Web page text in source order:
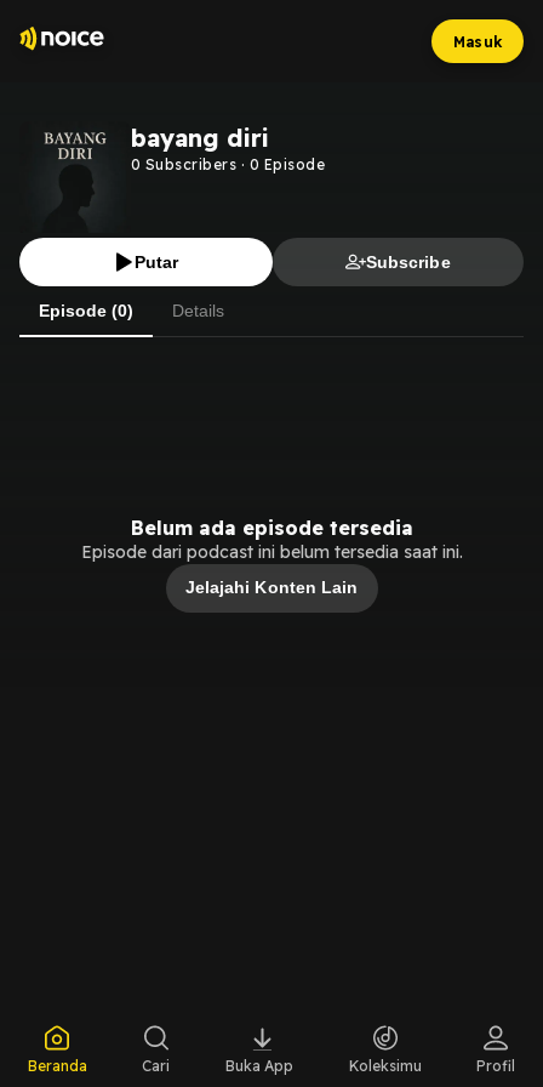
Masuk
bayang diri
0 Subscribers · 0 Episode
Putar Subscribe
Episode (0) Details
Belum ada episode tersedia
Episode dari podcast ini belum tersedia saat ini.
Jelajahi Konten Lain
Beranda Cari Buka App Koleksimu Profil